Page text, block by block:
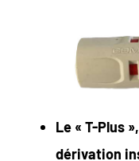
Le « T-Plus
dérivation